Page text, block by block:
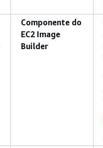
Componente do
EC2 Image
Builder